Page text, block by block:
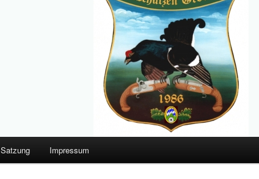
Satzung Impressum